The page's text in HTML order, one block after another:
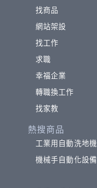
找商品
網站架設
找工作
求職
幸福企業
轉職換工作
找家教
熱搜商品
工業用自動洗地機
機械手自動化設備